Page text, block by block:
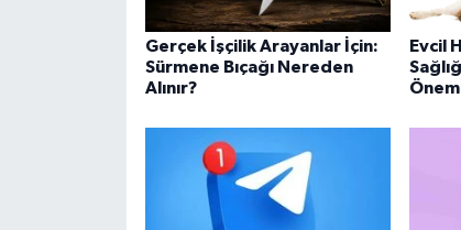
Gerçek İşçilik Arayanlar İçin:
Sürmene Bıçağı Nereden
Alınır?
Evcil